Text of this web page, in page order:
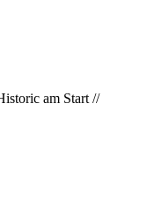
am Start //